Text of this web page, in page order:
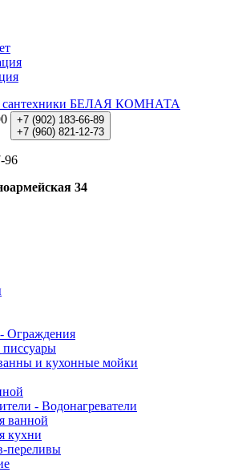
+7 (902) 183-66-89
+7 (960) 821-12-73
96
34
Ограждения
писсуары
и кухонные мойки
- Водонагреватели
ванной
кухни
переливы